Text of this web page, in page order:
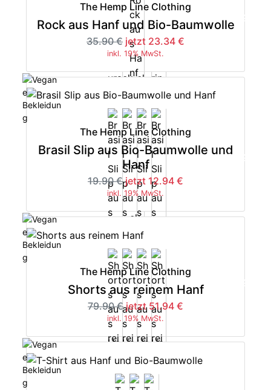
The Hemp Line Clothing
Rock aus Hanf und Bio-Baumwolle
35.90 € jetzt 23.34 €
inkl. 19% MwSt.
-35%
The Hemp Line Clothing
Brasil Slip aus Bio-Baumwolle und
Hanf
19.90 € jetzt 12.94 €
inkl. 19% MwSt.
-35%
The Hemp Line Clothing
Shorts aus reinem Hanf
79.90 € jetzt 51.94 €
inkl. 19% MwSt.
-35%